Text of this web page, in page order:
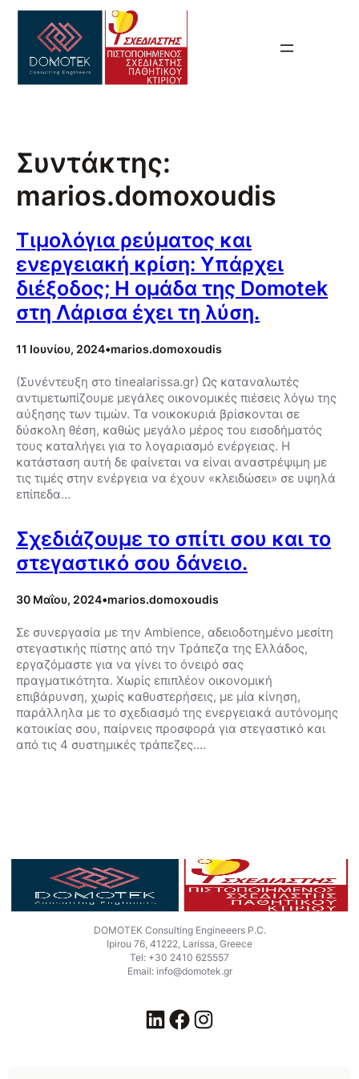
Συντάκτης:
marios.domoxoudis
Τιμολόγια ρεύματος και
ενεργειακή κρίση: Υπάρχει
διέξοδος; Η ομάδα της Domotek
στη Λάρισα έχει τη λύση.
11 Ιουνίου, 2024•marios.domoxoudis
(Συνέντευξη στο tinealarissa.gr) Ως καταναλωτές
αντιμετωπίζουμε μεγάλες οικονομικές πιέσεις λόγω της
αύξησης των τιμών. Τα νοικοκυριά βρίσκονται σε
δύσκολη θέση, καθώς μεγάλο μέρος του εισοδήματός
τους καταλήγει για το λογαριασμό ενέργειας. Η
κατάσταση αυτή δε φαίνεται να είναι αναστρέψιμη με
τις τιμές στην ενέργεια να έχουν «κλειδώσει» σε υψηλά
επίπεδα…
Σχεδιάζουμε το σπίτι σου και το
στεγαστικό σου δάνειο.
30 Μαΐου, 2024•marios.domoxoudis
Σε συνεργασία με την Ambience, αδειοδοτημένο μεσίτη
στεγαστικής πίστης από την Τράπεζα της Ελλάδος,
εργαζόμαστε για να γίνει το όνειρό σας
πραγματικότητα. Χωρίς επιπλέον οικονομική
επιβάρυνση, χωρίς καθυστερήσεις, με μία κίνηση,
παράλληλα με το σχεδιασμό της ενεργειακά αυτόνομης
κατοικίας σου, παίρνεις προσφορά για στεγαστικό και
από τις 4 συστημικές τράπεζες.…
DOMOTEK Consulting Engineeers P.C.
Ipirou 76, 41222, Larissa, Greece
Tel: +30 2410 625557
Email: info@domotek.gr
LinkedIn Facebook Instagram